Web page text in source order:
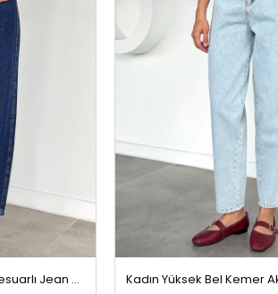
Kadın Yüksek Bel Kemer Aksesuarlı Jean Kot Pantolon Lacivert